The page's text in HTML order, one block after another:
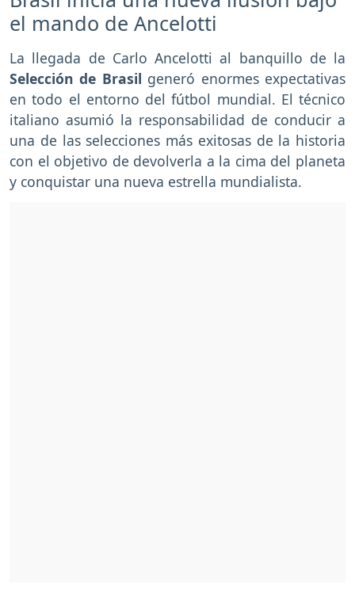
el mando de Ancelotti
La llegada de Carlo Ancelotti al banquillo de la
Selección de Brasil generó enormes expectativas
en todo el entorno del fútbol mundial. El técnico
italiano asumió la responsabilidad de conducir a
una de las selecciones más exitosas de la historia
con el objetivo de devolverla a la cima del planeta
y conquistar una nueva estrella mundialista.